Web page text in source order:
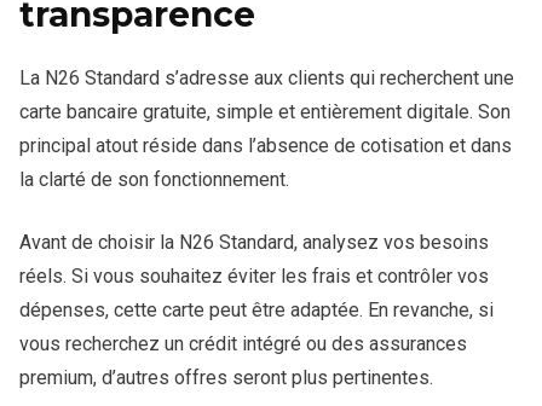
transparence
La N26 Standard s’adresse aux clients qui recherchent une
carte bancaire gratuite, simple et entièrement digitale. Son
principal atout réside dans l’absence de cotisation et dans
la clarté de son fonctionnement.
Avant de choisir la N26 Standard, analysez vos besoins
réels. Si vous souhaitez éviter les frais et contrôler vos
dépenses, cette carte peut être adaptée. En revanche, si
vous recherchez un crédit intégré ou des assurances
premium, d’autres offres seront plus pertinentes.